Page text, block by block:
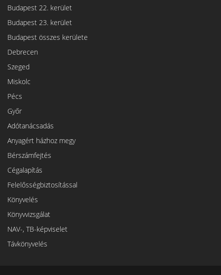
Budapest 22. kerület
Budapest 23. kerület
Budapest összes kerülete
Debrecen
Szeged
Miskolc
Pécs
Győr
Adótanácsadás
Anyagért házhoz megy
Bérszámfejtés
Cégalapítás
Felelősségbiztosítással
Könyvelés
Könyvvizsgálat
NAV-, TB-képviselet
Távkönyvelés